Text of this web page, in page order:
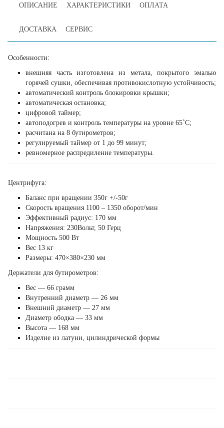
ОПИСАНИЕ ХАРАКТЕРИСТИКИ ОПЛАТА
ДОСТАВКА СЕРВИС
Особенности:
внешняя часть изготовлена из метала, покрытого эмалью
горячей сушки, обеспечивая противокислотную устойчивость;
автоматический контроль блокировки крышки;
автоматическая остановка;
цифровой таймер;
автоподогрев и контроль температуры на уровне 65˚С;
расчитана на 8 бутирометров;
регулируемый таймер от 1 до 99 минут;
ревномерное распредиление температуры.
Центрифуга:
Баланс при вращении 350г +/-50г
Скорость вращения 1100 – 1350 оборот/мин
Эффективный радиус: 170 мм
Напряжения: 230Вольт, 50 Герц
Мощность 500 Вт
Вес 13 кг
Размеры: 470×380×230 мм
Держатели для бутирометров:
Вес — 66 грамм
Внутренний диаметр — 26 мм
Внешний диаметр — 27 мм
Диаметр ободка — 33 мм
Высота — 168 мм
Изделие из латуни, цилиндрической формы